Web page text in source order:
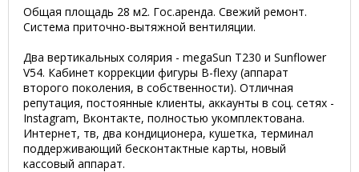
Общая площадь 28 м2. Гос.аренда. Свежий ремонт.
Система приточно-вытяжной вентиляции.
Два вертикальных солярия - megaSun T230 и Sunflower
V54. Кабинет коррекции фигуры B-flexy (аппарат
второго поколения, в собственности). Отличная
репутация, постоянные клиенты, аккаунты в соц. сетях -
Instagram, Вконтакте, полностью укомплектована.
Интернет, тв, два кондиционера, кушетка, терминал
поддерживающий бесконтактные карты, новый
кассовый аппарат.